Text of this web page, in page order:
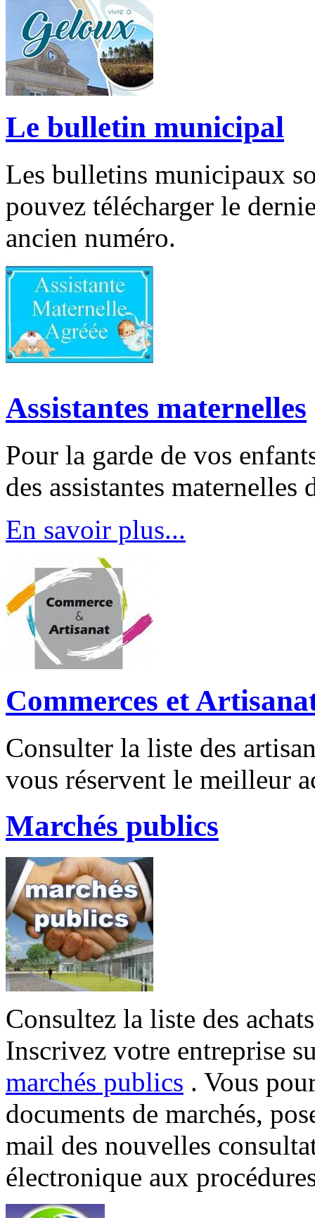
Le bulletin municipal
Les bulletins municipaux
pouvez télécharger le
ancien numéro.
Assistantes maternelles
Pour la garde de vos
des assistantes
En savoir plus...
Commerces et
Consulter la liste des
vous réservent le meilleur
Marchés publics
Consultez la liste des
Inscrivez votre entreprise
marchés publics . Vous
documents de marchés,
mail des nouvelles
électronique aux